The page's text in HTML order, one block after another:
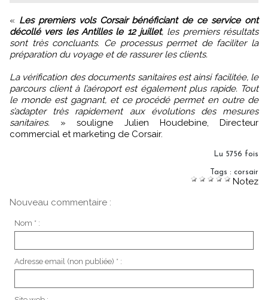
« Les premiers vols Corsair bénéficiant de ce service ont
décollé vers les Antilles le 12 juillet, les premiers résultats
sont très concluants. Ce processus permet de faciliter la
préparation du voyage et de rassurer les clients.
La vérification des documents sanitaires est ainsi facilitée, le
parcours client à l’aéroport est également plus rapide. Tout
le monde est gagnant, et ce procédé permet en outre de
s’adapter très rapidement aux évolutions des mesures
sanitaires. » souligne Julien Houdebine, Directeur
commercial et marketing de Corsair.
Lu 5756 fois
Tags : corsair
Notez
Nouveau commentaire :
Nom * :
Adresse email (non publiée) * :